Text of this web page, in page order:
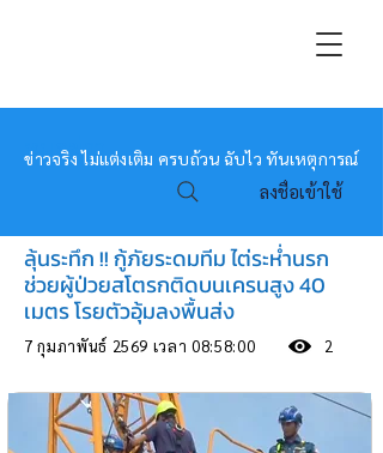
หมอข่าว
ข่าวจริง ไม่แต่งเติม ครบถ้วน ฉับไว ทันเหตุการณ์
ลงชื่อเข้าใช้
ลุ้นระทึก !! กู้ภัยระดมทีม ไต่ระห่ำนรก
ช่วยผู้ป่วยสโตรกติดบนเครนสูง 40
เมตร โรยตัวอุ้มลงพื้นส่ง
7 กุมภาพันธ์ 2569 เวลา 08:58:00 2